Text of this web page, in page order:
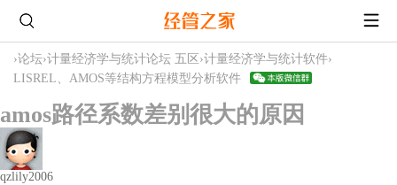
›论坛›计量经济学与统计论坛 五区 ›计量经济学与统计软件›
LISREL、AMOS等结构方程模型分析软件
amos路径系数差别很大的原因
qzlily2006